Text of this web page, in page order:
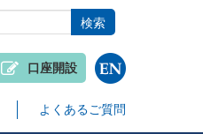
口座開設
よくあるご質問